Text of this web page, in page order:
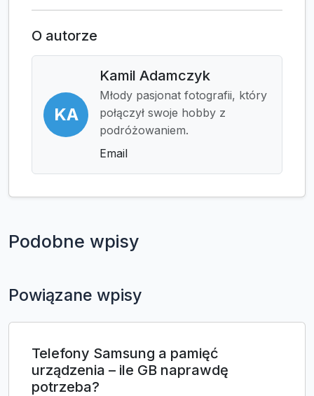
O autorze
KA
Kamil Adamczyk
Młody pasjonat fotografii, który
połączył swoje hobby z
podróżowaniem.
Email
Podobne wpisy
Powiązane wpisy
Telefony Samsung a pamięć
urządzenia – ile GB naprawdę
potrzeba?